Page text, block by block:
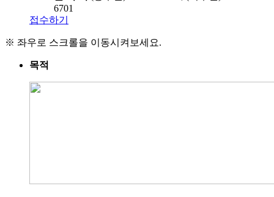
6701
접수하기
※ 좌우로 스크롤을 이동시켜보세요.
목적